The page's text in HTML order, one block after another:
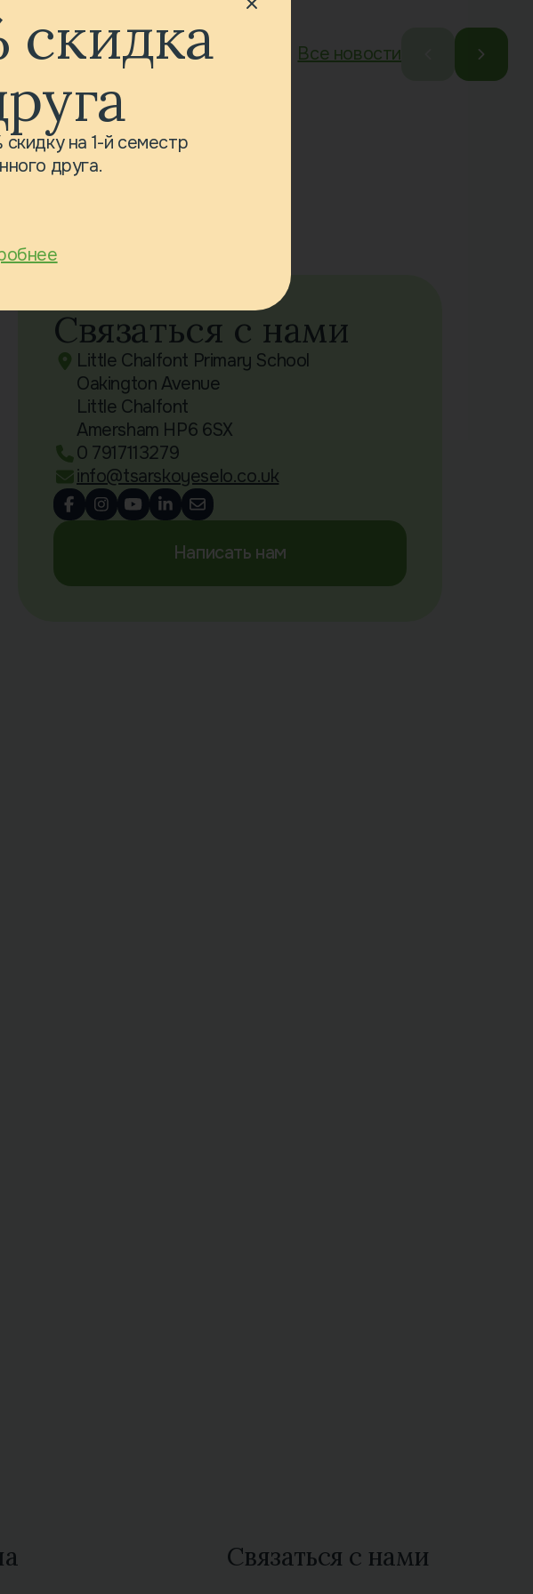
Все новости
Связаться с нами
Little Chalfont Primary School
Oakington Avenue
Little Chalfont
Amersham HP6 6SX
0 7917113279
info@tsarskoyeselo.co.uk
Написать нам
скидка
скидку на 1-й семестр
друга.
Связаться с нами